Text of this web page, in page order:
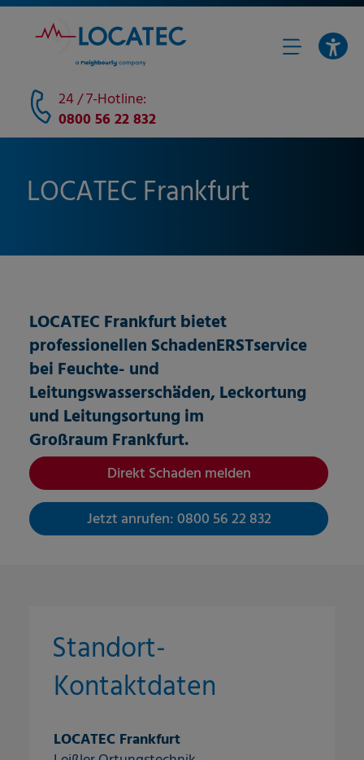
24 / 7-Hotline:
0800 56 22 832
LOCATEC Frankfurt
LOCATEC Frankfurtbietet
professionellen SchadenERSTservice
bei Feuchte- und
Leitungswasserschäden, Leckortung
und Leitungsortung im
Großraum Frankfurt.
Direkt Schaden melden
Jetzt anrufen: 0800 56 22 832
Standort-
Kontaktdaten
LOCATEC Frankfurt